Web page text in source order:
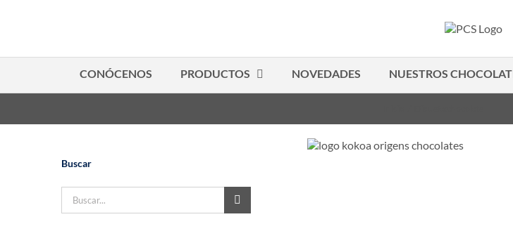
CONÓCENOS PRODUCTOS NOVEDADES NUESTROS
Buscar